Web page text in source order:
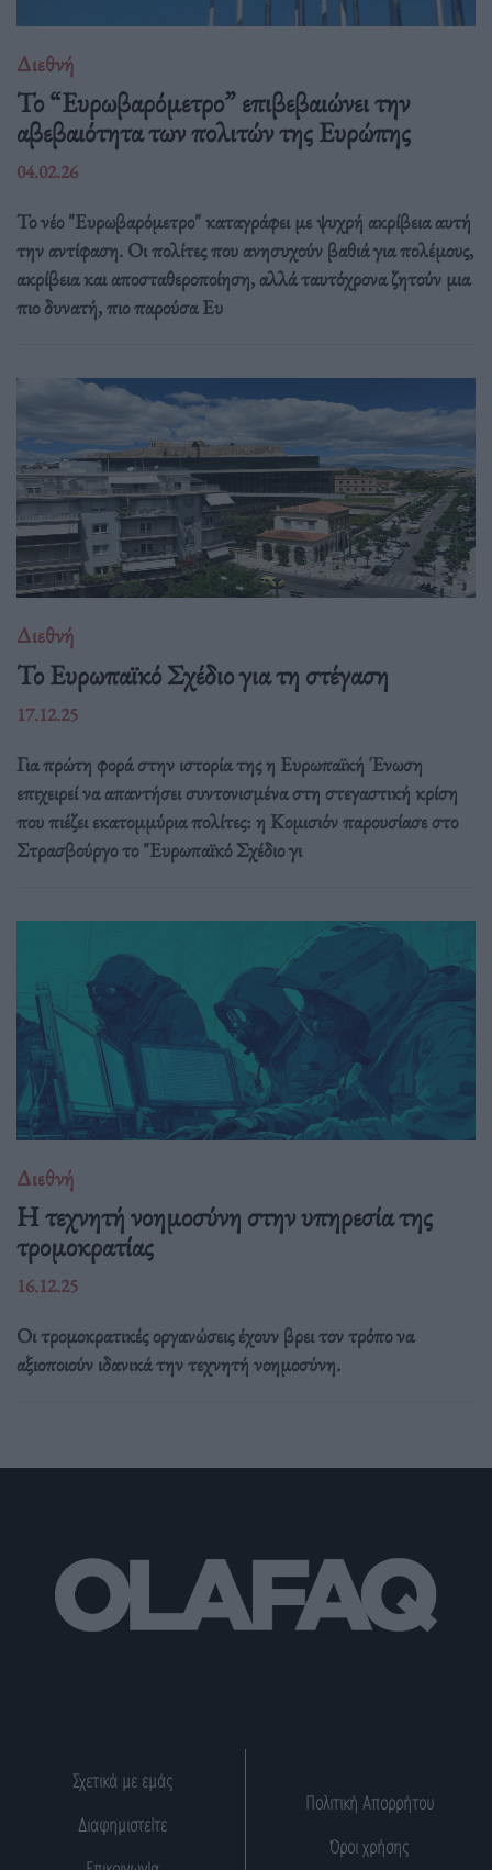
Διεθνή
Το “Ευρωβαρόμετρο” επιβεβαιώνει την
αβεβαιότητα των πολιτών της Ευρώπης
04.02.26
Το νέο "Ευρωβαρόμετρο" καταγράφει με ψυχρή ακρίβεια αυτή
την αντίφαση. Oι πολίτες που ανησυχούν βαθιά για πολέμους,
ακρίβεια και αποσταθεροποίηση, αλλά ταυτόχρονα ζητούν μια
πιο δυνατή, πιο παρούσα Ευ
Διεθνή
Το Ευρωπαϊκό Σχέδιο για τη στέγαση
17.12.25
Για πρώτη φορά στην ιστορία της η Ευρωπαϊκή Ένωση
επιχειρεί να απαντήσει συντονισμένα στη στεγαστική κρίση
που πιέζει εκατομμύρια πολίτες: η Κομισιόν παρουσίασε στο
Στρασβούργο το "Ευρωπαϊκό Σχέδιο γι
Διεθνή
Η τεχνητή νοημοσύνη στην υπηρεσία της
τρομοκρατίας
16.12.25
Οι τρομοκρατικές οργανώσεις έχουν βρει τον τρόπο να
αξιοποιούν ιδανικά την τεχνητή νοημοσύνη.
Σχετικά με εμάς
Διαφημιστείτε
Πολιτική Απορρήτου
Όροι χρήσης